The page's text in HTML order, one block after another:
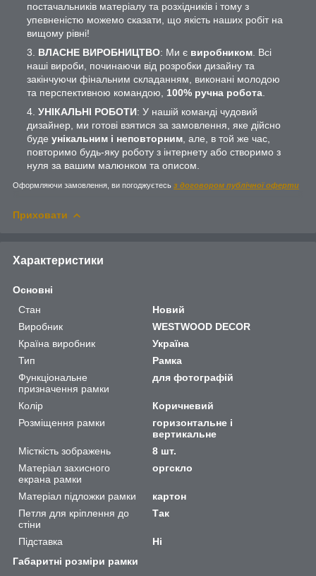
постачальників матеріалу та розхідників і тому з
упевненістю можемо сказати, що якість наших робіт на
вищому рівні!
ВЛАСНЕ ВИРОБНИЦТВО: Ми є виробником . Всі
наші вироби, починаючи від розробки дизайну та
закінчуючи фінальним складанням, виконані молодою
та перспективною командою, 100% ручна робота
УНІКАЛЬНІ РОБОТИ: У нашій команді чудовий
дизайнер, ми готові взятися за замовлення, яке дійсно
буде унікальним і неповторним , але, в той же час,
повторимо будь-яку роботу з інтернету або створимо з
нуля за вашим малюнком та описом.
Оформляючи замовлення, ви погоджуєтесь з договором публічної оферти
Приховати
Характеристики
Основні
Стан
Новий
Виробник
WESTWOOD DECOR
Країна виробник
Україна
Тип
Рамка
Функціональне
призначення рамки
для фотографій
Колір
Коричневий
Розміщення рамки
горизонтальне і
вертикальне
Місткість зображень
8 шт.
Матеріал захисного
екрана рамки
оргскло
Матеріал підложки рамки
картон
Петля для кріплення до
стіни
Так
Підставка
Ні
Габаритні розміри рамки